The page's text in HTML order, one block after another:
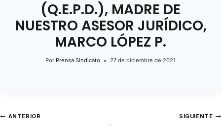
(Q.E.P.D.), MADRE DE
NUESTRO ASESOR JURÍDICO,
MARCO LÓPEZ P.
Por Prensa Sindicato 27 de diciembre de 2021
ANTERIOR SIGUIENTE